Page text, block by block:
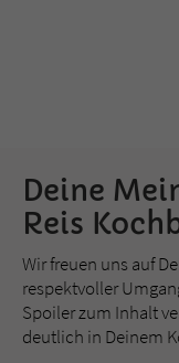
Deine
Reis
Wir freuen uns auf
respektvoller
Spoiler zum Inhalt
deutlich in Deinem